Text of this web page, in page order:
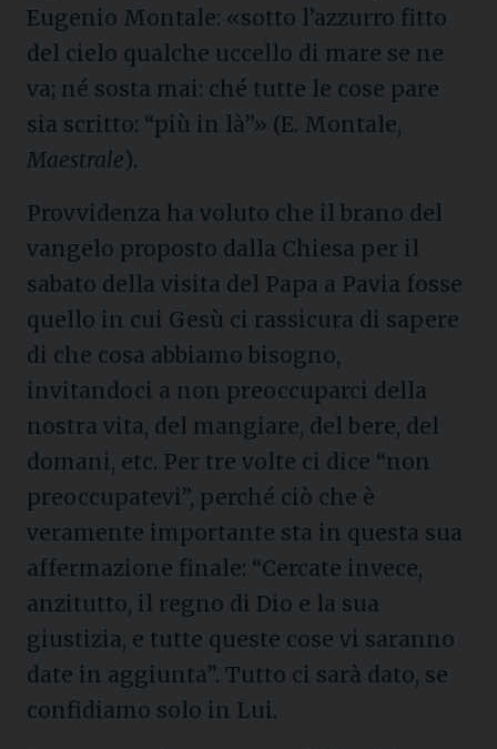
Eugenio Montale: «sotto l’azzurro fitto
del cielo qualche uccello di mare se ne
va; né sosta mai: ché tutte le cose pare
sia scritto: “più in là”» (E. Montale,
Maestrale).
Provvidenza ha voluto che il brano del
vangelo proposto dalla Chiesa per il
sabato della visita del Papa a Pavia fosse
quello in cui Gesù ci rassicura di sapere
di che cosa abbiamo bisogno,
invitandoci a non preoccuparci della
nostra vita, del mangiare, del bere, del
domani, etc. Per tre volte ci dice “non
preoccupatevi”, perché ciò che è
veramente importante sta in questa sua
affermazione finale: “Cercate invece,
anzitutto, il regno di Dio e la sua
giustizia, e tutte queste cose vi saranno
date in aggiunta”. Tutto ci sarà dato, se
confidiamo solo in Lui.